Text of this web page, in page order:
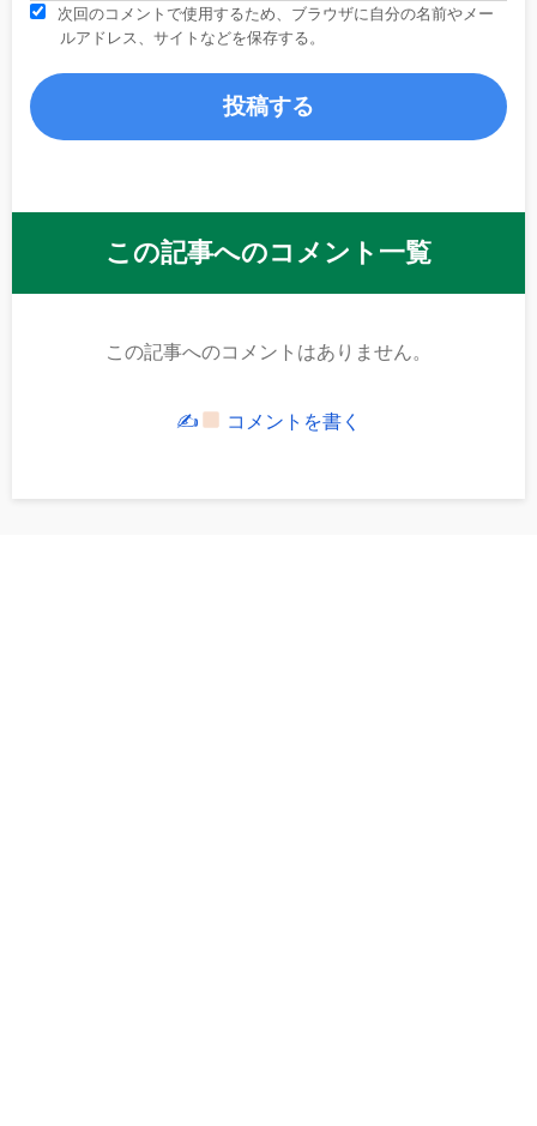
次回のコメントで使用するため、ブラウザに自分の名前やメー
ルアドレス、サイトなどを保存する。
この記事へのコメント一覧
この記事へのコメントはありません。
✍ コメントを書く